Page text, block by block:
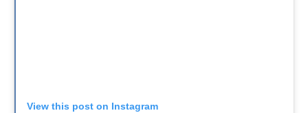
View this post on Instagram